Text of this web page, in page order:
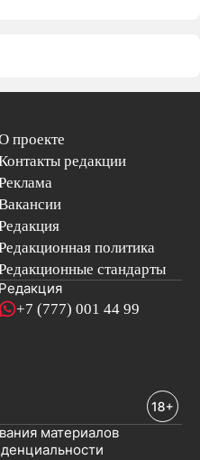
проекте
редакции
политика
стандарты
Редакция
+7 (777) 001 44 99
материалов